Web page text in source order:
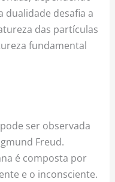
dualidade desafia a
das partículas
fundamental
ser observada
Freud.
é composta por
e o inconsciente.